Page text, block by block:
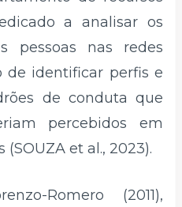
a analisar os
pessoas nas redes
de identificar perfis e
de conduta que
percebidos em
(SOUZA et al., 2023).
Romero (2011),